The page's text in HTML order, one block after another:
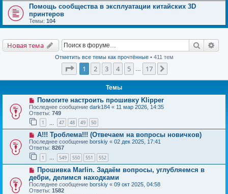
Помощь сообщества в эксплуатации китайских 3D
принтеров
Темы: 104
Новая тема Поиск
Отметить все темы как прочтённые• 411 тем
Страница1 из
1 2 3 4 5 17
Темы
Помогите настроить прошивку Klipper
Последнее сообщение dark184 « 11 мар 2026, 14:35
Ответы: 749
1 47 48 49 50
А!!! Троблема!!! (Отвечаем на вопросы новичков)
Последнее сообщение borskiy « 02 дек 2025, 17:41
Ответы: 8267
1 … 549 550 551 552
Прошивка Marlin. Задаём вопросы, углубляемся в
дебри, делимся находками
Последнее сообщение borskiy « 09 окт 2025, 04:58
Ответы: 1582